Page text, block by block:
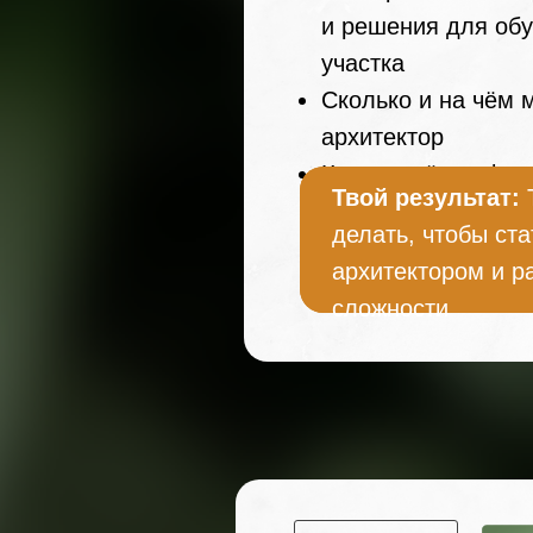
и решения для
участка
Сколько и на чём
архитектор
Какие ещё
Твой результат:
делать, чтобы
архитектором и
сложности
Твой результат:
делать, чтобы
архитектором и
сложности